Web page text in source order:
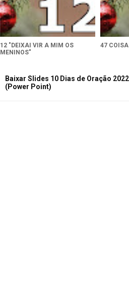
12 "DEIXAI VIR A MIM OS
MENINOS"
47
Baixar Slides 10 Dias de Oração 2022
(Power Point)